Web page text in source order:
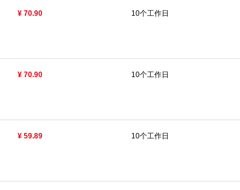
¥ 70.90 10个工作日
¥ 70.90 10个工作日
¥ 59.89 10个工作日